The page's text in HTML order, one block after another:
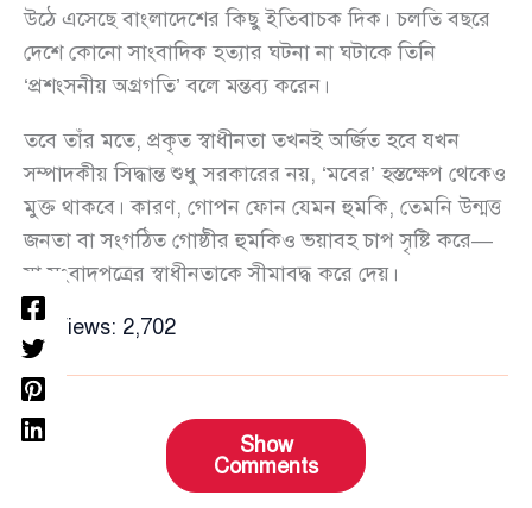
উঠে এসেছে বাংলাদেশের কিছু ইতিবাচক দিক। চলতি বছরে
দেশে কোনো সাংবাদিক হত্যার ঘটনা না ঘটাকে তিনি
‘প্রশংসনীয় অগ্রগতি’ বলে মন্তব্য করেন।
তবে তাঁর মতে, প্রকৃত স্বাধীনতা তখনই অর্জিত হবে যখন
সম্পাদকীয় সিদ্ধান্ত শুধু সরকারের নয়, ‘মবের’ হস্তক্ষেপ থেকেও
মুক্ত থাকবে। কারণ, গোপন ফোন যেমন হুমকি, তেমনি উন্মত্ত
জনতা বা সংগঠিত গোষ্ঠীর হুমকিও ভয়াবহ চাপ সৃষ্টি করে—
যা সংবাদপত্রের স্বাধীনতাকে সীমাবদ্ধ করে দেয়।
Views: 2,702
Show
Comments